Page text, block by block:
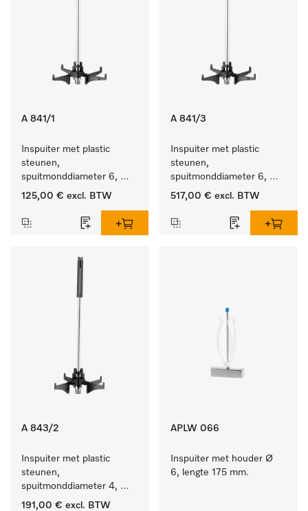
A 841/1
Inspuiter met plastic
steunen,
spuitmonddiameter 6,
lengte 210 mm, 5 stuks
125,00 € excl. BTW
A 841/3
Inspuiter met plastic
steunen,
spuitmonddiameter 6,
lengte 210 mm, 20 stuks
517,00 € excl. BTW
A 843/2
Inspuiter met plastic
steunen,
spuitmonddiameter 4,
lengte 185 mm, 10 stuks
191,00 € excl. BTW
APLW 066
Inspuiter met houder Ø
6, lengte 175 mm.